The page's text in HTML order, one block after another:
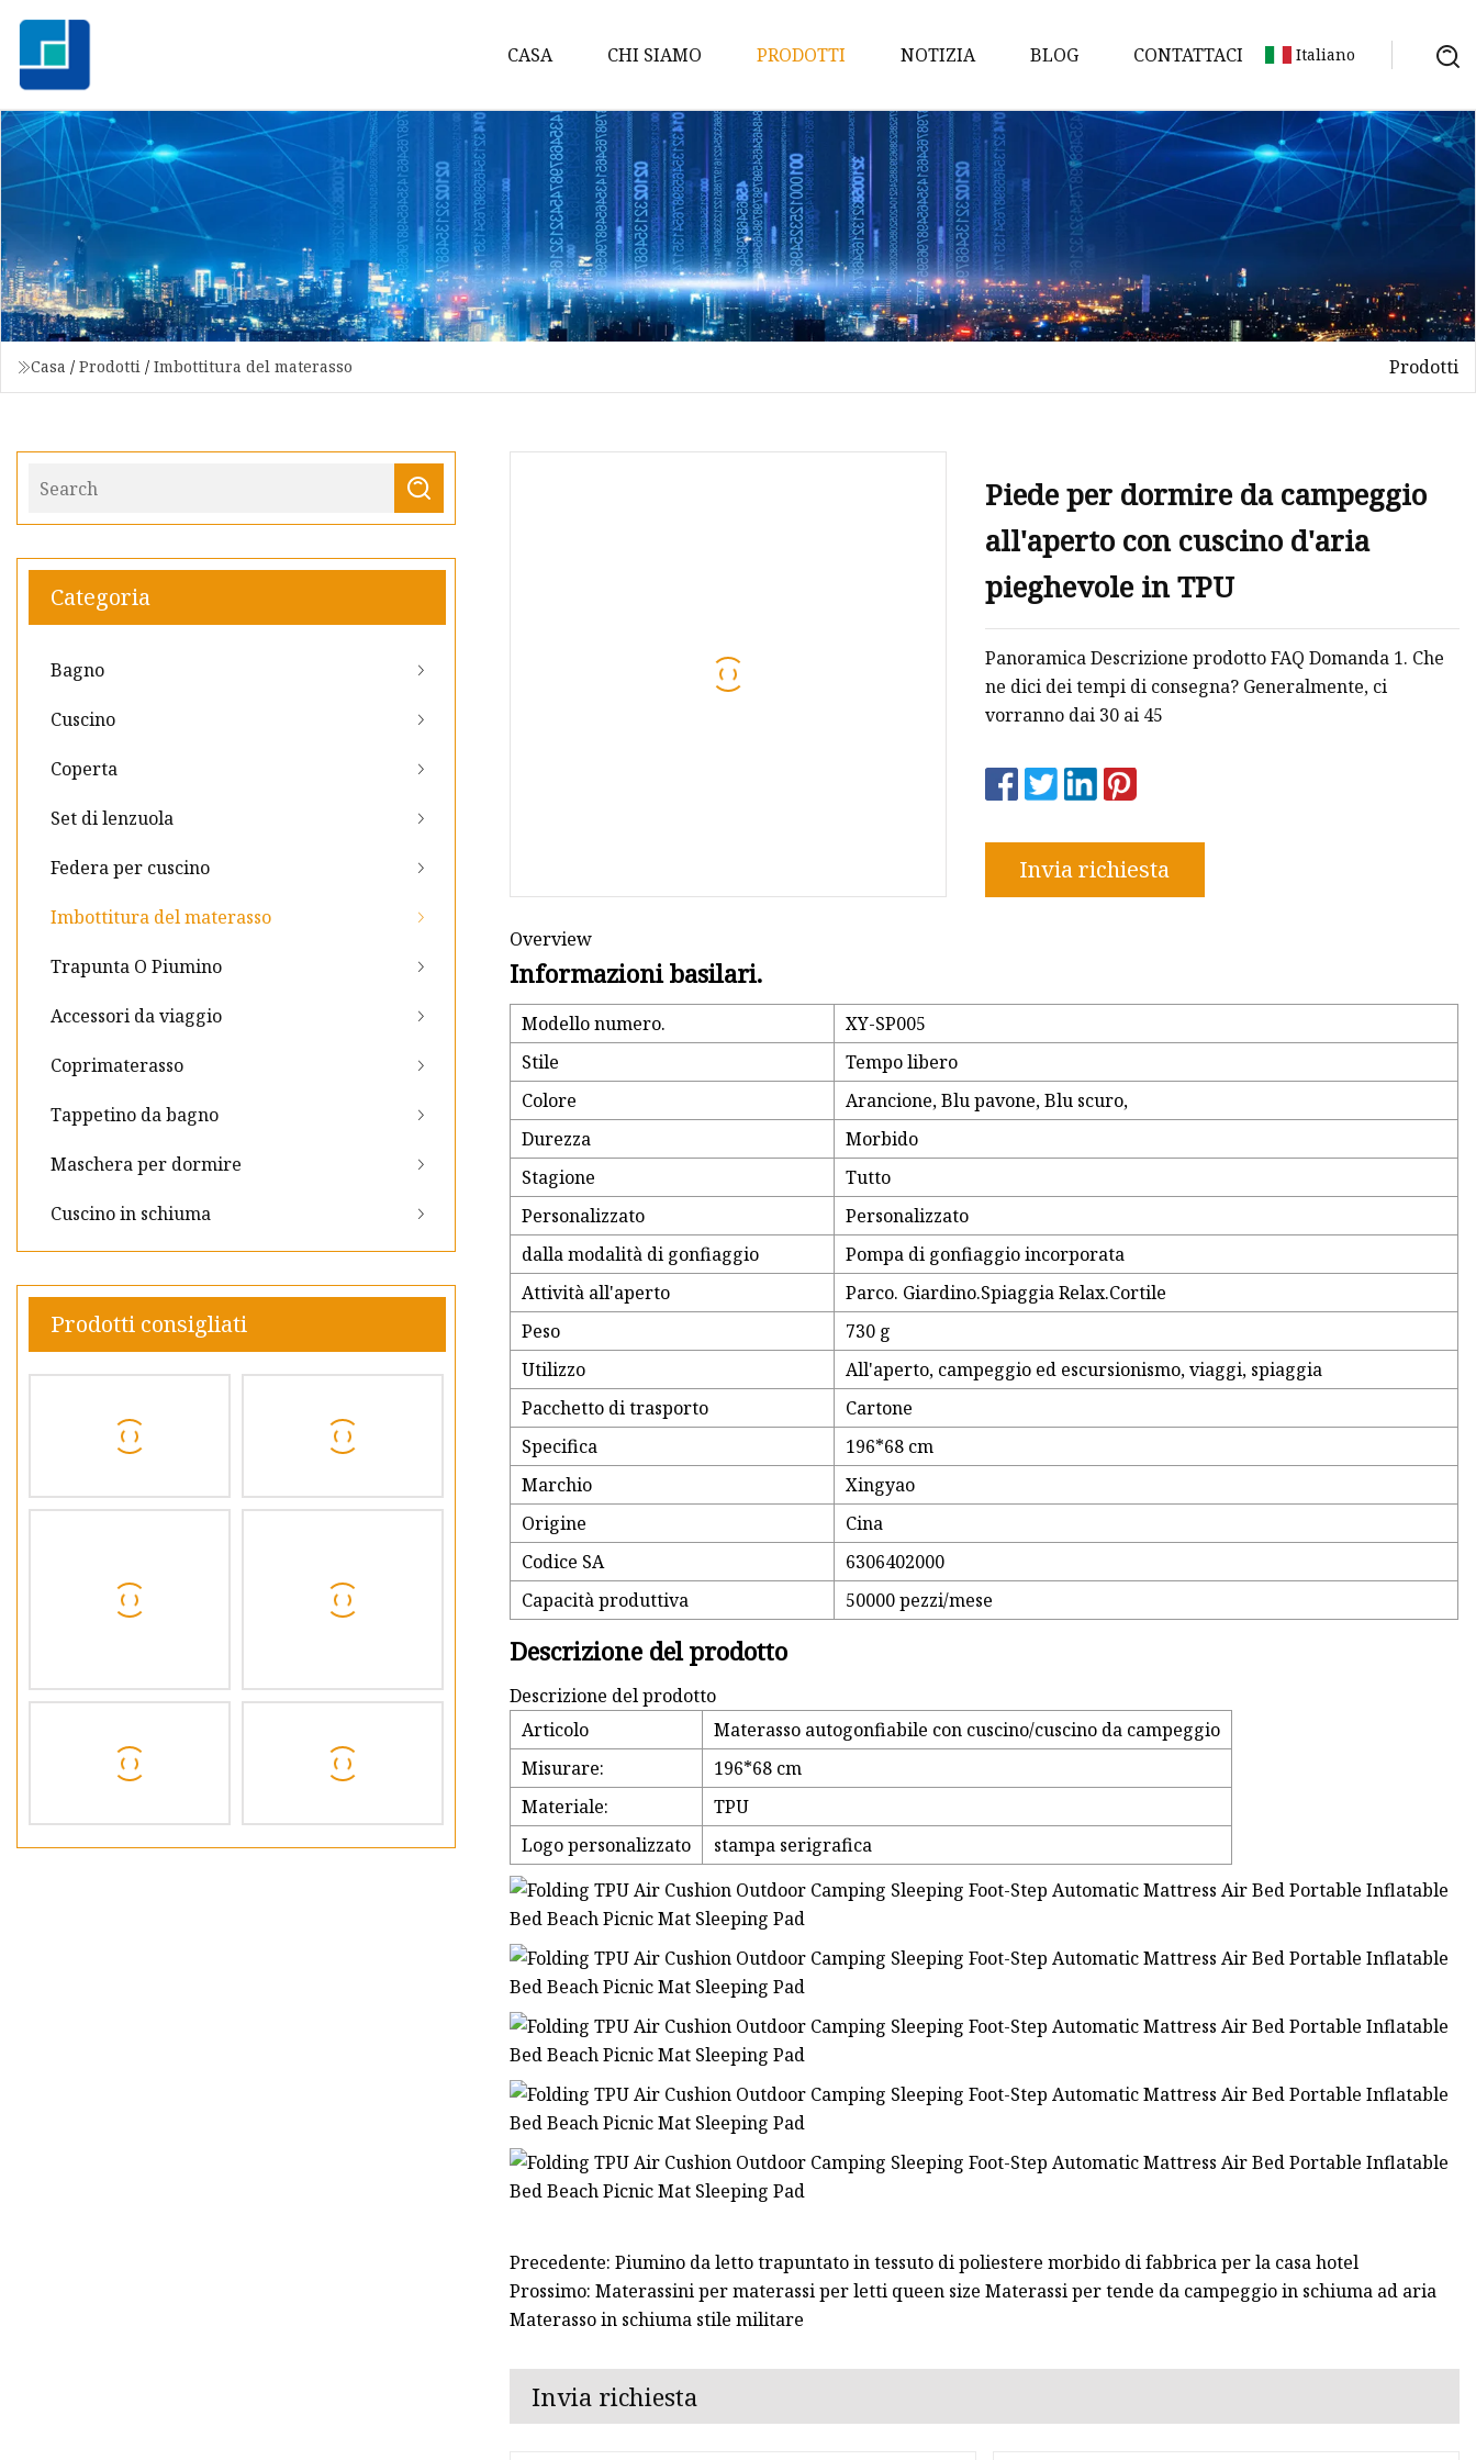
CASA CHI SIAMO PRODOTTI
Bagno
Cuscino
Coperta
Set di lenzuola
Federa per cuscino
Imbottitura del materasso
Coprimaterasso
NOTIZIA BLOG CONTATTACI Italiano
Casa / Prodotti / Imbottitura del materasso Prodotti
Categoria
Bagno
Cuscino
Coperta
Set di lenzuola
Federa per cuscino
Imbottitura del materasso
Trapunta O Piumino
Accessori da viaggio
Coprimaterasso
Tappetino da bagno
Maschera per dormire
Cuscino in schiuma
Prodotti consigliati
Piede per dormire da campeggio
all'aperto con cuscino d'aria
pieghevole in TPU
Panoramica Descrizione prodotto FAQ Domanda 1. Che
ne dici dei tempi di consegna? Generalmente, ci
vorranno dai 30 ai 45
Invia richiesta
Overview
Informazioni basilari.
Modello numero.
XY-SP005
Stile
Tempo libero
Colore
Arancione, Blu pavone, Blu scuro,
Durezza
Morbido
Stagione
Tutto
Personalizzato
Personalizzato
dalla modalità di gonfiaggio
Pompa di gonfiaggio incorporata
Attività all'aperto
Parco. Giardino.Spiaggia Relax.Cortile
Peso
730 g
Utilizzo
All'aperto, campeggio ed escursionismo, viaggi, spiaggia
Pacchetto di trasporto
Cartone
Specifica
196*68 cm
Marchio
Xingyao
Origine
Cina
Codice SA
6306402000
Capacità produttiva
50000 pezzi/mese
Descrizione del prodotto
Descrizione del prodotto
Articolo
Materasso autogonfiabile con cuscino/cuscino da campeggio
Misurare:
196*68 cm
Materiale:
TPU
Logo personalizzato
stampa serigrafica
Precedente: Piumino da letto trapuntato in tessuto di poliestere morbido di fabbrica per la casa hotel
Prossimo: Materassini per materassi per letti queen size Materassi per tende da campeggio in schiuma ad aria
Materasso in schiuma stile militare
Invia richiesta